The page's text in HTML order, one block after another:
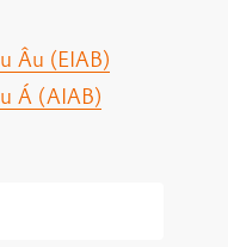
Âu (EIAB)
Á (AIAB)